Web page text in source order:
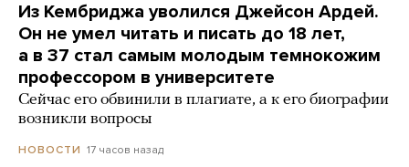
Из Кембриджа уволился Джейсон Ардей.
Он не умел читать и писать до 18 лет,
а в 37 стал самым молодым темнокожим
профессором в университете
Сейчас его обвинили в плагиате, а к его биографии
возникли вопросы
НОВОСТИ 17 часов назад